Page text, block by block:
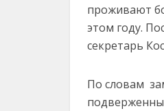
проживают
этом году.
секретарь
По словам